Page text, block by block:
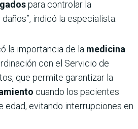
para controlar la
indicó la especialista.
la importancia de la medicina
con el Servicio de
que permite garantizar la
cuando los pacientes
edad, evitando interrupciones en